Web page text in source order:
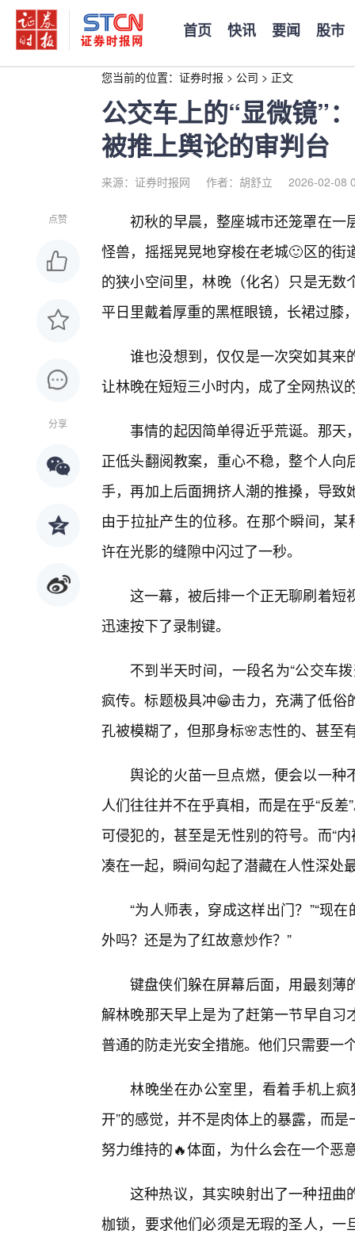
首页 快讯 要闻 股市
您当前的位置： 证券时报 > 公司 > 正文
公交车上的“显微镜”
被推上舆论的审判台
来源：证券时报网 作者：胡舒立 2026-02-08
点赞
分享
初秋的早晨，整座城市还笼罩在一
怪兽，摇摇晃晃地穿梭在老城🙂区的
的狭小空间里，林晚（化名）只是无
平日里戴着厚重的黑框眼镜，长裙过膝
谁也没想到，仅仅是一次突如其来
让林晚在短短三小时内，成了全网热议
事情的起因简单得近乎荒诞。那天
正低头翻阅教案，重心不稳，整个人
手，再加上后面拥挤人潮的推搡，导
由于拉扯产生的位移。在那个瞬间，
许在光影的缝隙中闪过了一秒。
这一幕，被后排一个正无聊刷着短
迅速按下了录制键。
不到半天时间，一段名为“公交车
疯传。标题极具冲😁击力，充满了低
孔被模糊了，但那身标🌸志性的、甚至
舆论的火苗一旦点燃，便会以一种
人们往往并不在乎真相，而是在乎“反
可侵犯的，甚至是无性别的符号。而“
凑在一起，瞬间勾起了潜藏在人性深处
“为人师表，穿成这样出门？”“现
外吗？还是为了红故意炒作？”
键盘侠们躲在屏幕后面，用最刻薄
解林晚那天早上是为了赶第一节早自
普通的防走光安全措施。他们只需要一
林晚坐在办公室里，看着手机上
开”的感觉，并不是肉体上的暴露，而
努力维持的🔥体面，为什么会在一个恶
这种热议，其实映射出了一种扭曲
枷锁，要求他们必须是无瑕的圣人，